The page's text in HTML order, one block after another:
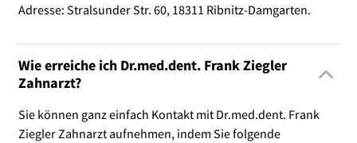
Adresse: Stralsunder Str. 60, 18311 Ribnitz-Damgarten.
Wie erreiche ich Dr.med.dent. Frank Ziegler
Zahnarzt?
Sie können ganz einfach Kontakt mit Dr.med.dent. Frank
Ziegler Zahnarzt aufnehmen, indem Sie folgende